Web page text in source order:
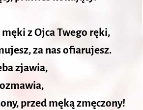
z Ojca Twego ręki,
za nas ofiarujesz.
zjawia,
przed męką zmęczony!